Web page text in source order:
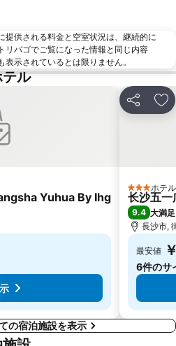
提供される料金と空室状況は、継続的に
リバゴでご覧になった情報と同じ内容
示されているとは限りません。
ル
Yuhua By Ihg
シェア お
3 ホテル
ホテル
长沙五
9.4 大満足
長沙市,
最安値
6件のサ
の宿泊施設を表示